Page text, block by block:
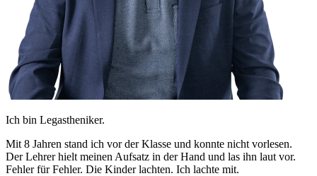
Ich bin Legastheniker.
Mit 8 Jahren stand ich vor der Klasse und konnte nicht vorlesen.
Der Lehrer hielt meinen Aufsatz in der Hand und las ihn laut vor.
Fehler für Fehler. Die Kinder lachten. Ich lachte mit.